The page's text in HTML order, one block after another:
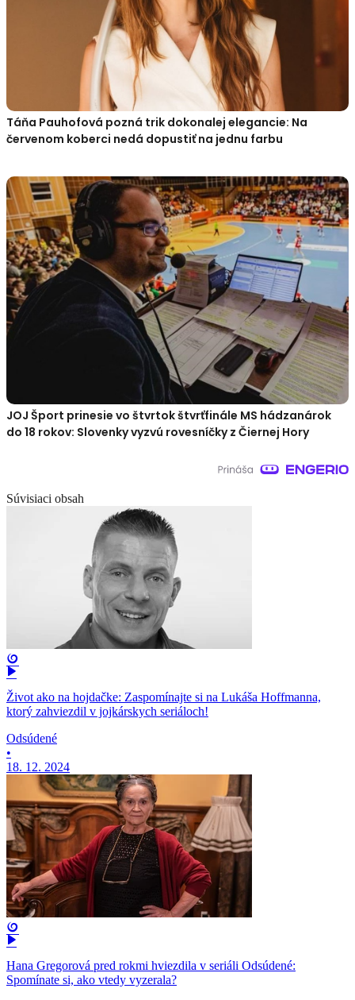
Táňa Pauhofová pozná trik dokonalej elegancie: Na
červenom koberci nedá dopustiť na jednu farbu
JOJ Šport prinesie vo štvrtok štvrťfinále MS hádzanárok
do 18 rokov: Slovenky vyzvú rovesníčky z Čiernej Hory
Súvisiaci obsah
Život ako na hojdačke: Zaspomínajte si na Lukáša Hoffmanna,
ktorý zahviezdil v jojkárskych seriáloch!
Odsúdené
•
18. 12. 2024
Hana Gregorová pred rokmi hviezdila v seriáli Odsúdené:
Spomínate si, ako vtedy vyzerala?